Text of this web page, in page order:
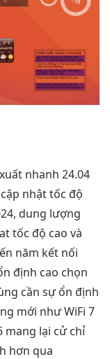
nhanh 24.04
cập nhậttốc độ
dung lượng
tốc độ cao và
năm kết nối
định cao chọn
cần sự ổn định
mới như WiFi 7
mang lại cử chỉ
hơn qua